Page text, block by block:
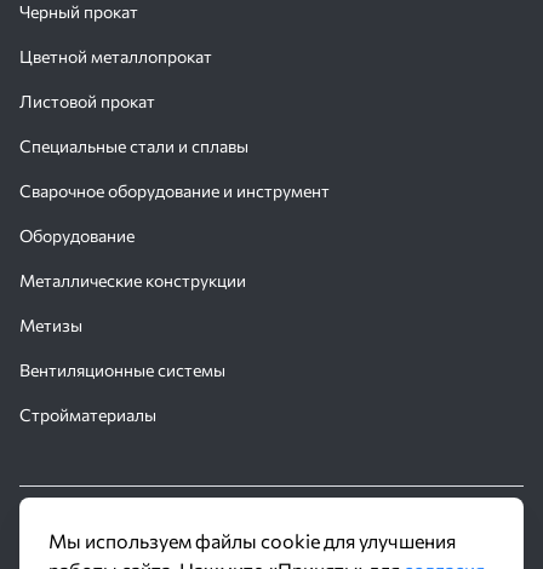
Черный прокат
Цветной металлопрокат
Листовой прокат
Специальные стали и сплавы
Сварочное оборудование и инструмент
Оборудование
Металлические конструкции
Метизы
Вентиляционные системы
Стройматериалы
© 2016 - 2026 Производственное объединение «Трубное
Решение»
Мы используем файлы cookie для улучшения